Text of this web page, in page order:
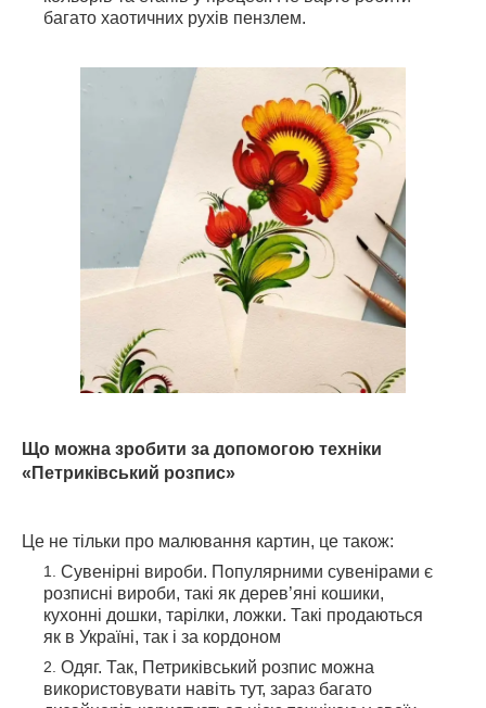
багато хаотичних рухів пензлем.
Що можна зробити за допомогою техніки
«Петриківський розпис»
Це не тільки про малювання картин, це також:
Сувенірні вироби. Популярними сувенірами є
розписні вироби, такі як дерев’яні кошики,
кухонні дошки, тарілки, ложки. Такі продаються
як в Україні, так і за кордоном
Одяг. Так, Петриківський розпис можна
використовувати навіть тут, зараз багато